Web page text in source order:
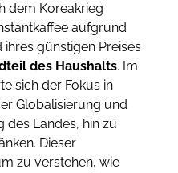
dem Koreakrieg
aufgrund
günstigen Preises
des Haushalts. Im
sich der Fokus in
Globalisierung und
des Landes, hin zu
Dieser
zu verstehen, wie